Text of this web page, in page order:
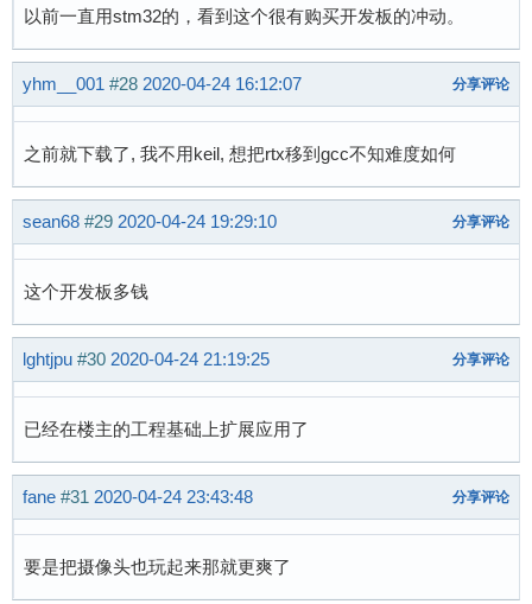
以前一直用stm32的，看到这个很有购买开发板的冲动。
yhm__001 #28 2020-04-24 16:12:07 分享评论
之前就下载了, 我不用keil, 想把rtx移到gcc不知难度如何
sean68 #29 2020-04-24 19:29:10 分享评论
这个开发板多钱
lghtjpu #30 2020-04-24 21:19:25 分享评论
已经在楼主的工程基础上扩展应用了
fane #31 2020-04-24 23:43:48 分享评论
要是把摄像头也玩起来那就更爽了